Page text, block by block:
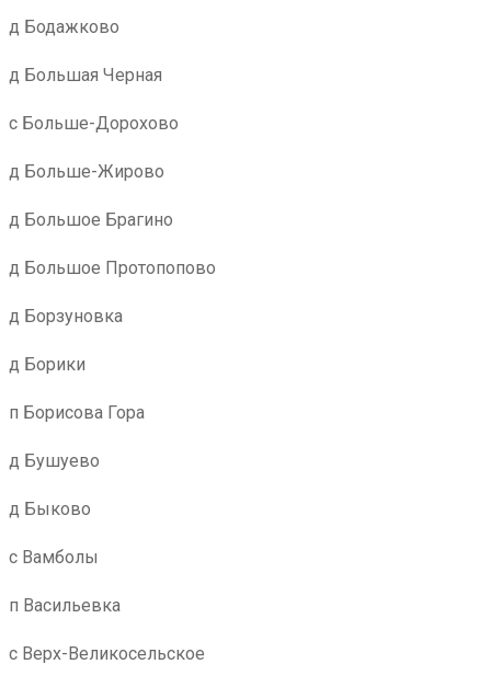
д Бодажково
д Большая Черная
с Больше-Дорохово
д Больше-Жирово
д Большое Брагино
д Большое Протопопово
д Борзуновка
д Борики
п Борисова Гора
д Бушуево
д Быково
с Вамболы
п Васильевка
с Верх-Великосельское